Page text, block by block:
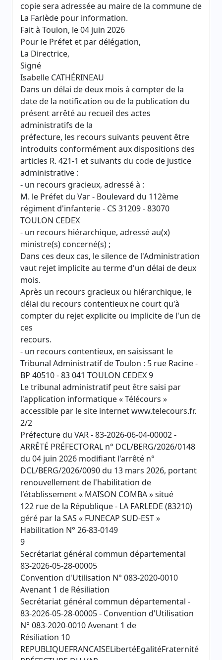
copie sera adressée au maire de la commune de
La Farlède pour information.
Fait à Toulon, le 04 juin 2026
Pour le Préfet et par délégation,
La Directrice,
Signé
Isabelle CATHÉRINEAU
Dans un délai de deux mois à compter de la
date de la notification ou de la publication du
présent arrêté au recueil des actes
administratifs de la
préfecture, les recours suivants peuvent être
introduits conformément aux dispositions des
articles R. 421-1 et suivants du code de justice
administrative :
- un recours gracieux, adressé à :
M. le Préfet du Var - Boulevard du 112ème
régiment d'infanterie - CS 31209 - 83070
TOULON CEDEX
- un recours hiérarchique, adressé au(x)
ministre(s) concerné(s) ;
Dans ces deux cas, le silence de l'Administration
vaut rejet implicite au terme d'un délai de deux
mois.
Après un recours gracieux ou hiérarchique, le
délai du recours contentieux ne court qu'à
compter du rejet explicite ou implicite de l'un de
ces
recours.
- un recours contentieux, en saisissant le
Tribunal Administratif de Toulon : 5 rue Racine -
BP 40510 - 83 041 TOULON CEDEX 9
Le tribunal administratif peut être saisi par
l'application informatique « Télécours »
accessible par le site internet www.telecours.fr.
2/2
Préfecture du VAR - 83-2026-06-04-00002 -
ARRÊTÉ PRÉFECTORAL n° DCL/BERG/2026/0148
du 04 juin 2026 modifiant l'arrêté n°
DCL/BERG/2026/0090 du 13 mars 2026, portant
renouvellement de l'habilitation de
l'établissement « MAISON COMBA » situé
122 rue de la République - LA FARLEDE (83210)
géré par la SAS « FUNECAP SUD-EST »
Habilitation N° 26-83-0149
9
Secrétariat général commun départemental
83-2026-05-28-00005
Convention d'Utilisation N° 083-2020-0010
Avenant 1 de Résiliation
Secrétariat général commun départemental -
83-2026-05-28-00005 - Convention d'Utilisation
N° 083-2020-0010 Avenant 1 de
Résiliation 10
REPUBLIQUEFRANCAISELibertéEgalitéFraternité